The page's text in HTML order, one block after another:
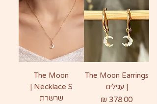
The Moon Earrings
| עגילים
מחיר
The Moon
Necklace S |
שרשרת